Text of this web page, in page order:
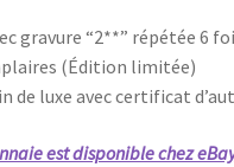
gravure “2**” répétée 6
(Édition limitée)
de luxe avec certificat
est disponible chez